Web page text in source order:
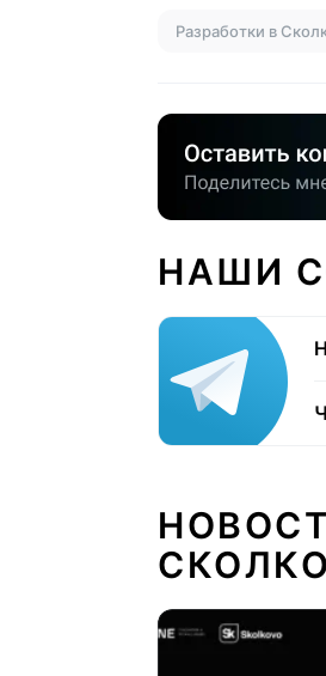
Разработки в
НАШИ